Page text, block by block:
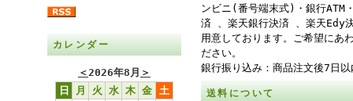
カレンダー
＜2026年8月 ＞
日
月 火 水 木 金 土
ンビニ(番号端末式)・銀行ATM
済 、楽天銀行決済 、楽天Edy
用意しております。ご希望にあ
ださい。
銀行振り込み：商品注文後7日以
送料について